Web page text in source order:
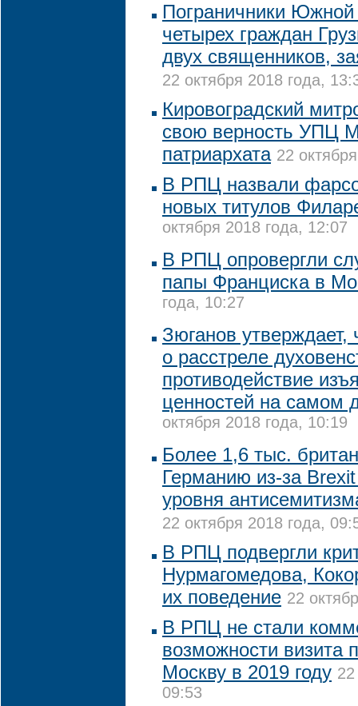
Пограничники
четырех граждан
двух священников,
22 октября 2018 года,
Кировоградский
свою верность УПЦ
патриархата 22
В РПЦ назвали
новых титулов
октября 2018 года, 12:07
В РПЦ опровергли
папы Франциска в
года, 10:27
Зюганов
о расстреле
противодействие
ценностей на самом
октября 2018 года, 10:19
Более 1,6 тыс.
Германию из-за
уровня
22 октября 2018 года,
В РПЦ подвергли
Нурмагомедова,
их поведение 22
В РПЦ не стали
возможности визита
Москву в 2019 году
09:53